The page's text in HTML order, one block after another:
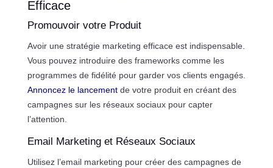
Efficace
Promouvoir votre Produit
Avoir une stratégie marketing efficace est indispensable.
Vous pouvez introduire des frameworks comme les
programmes de fidélité pour garder vos clients engagés.
Annoncez le lancementde votre produit en créant des
campagnes sur les réseaux sociaux pour capter
l’attention.
Email Marketing et Réseaux Sociaux
Utilisez l’email marketing pour créer des campagnes de